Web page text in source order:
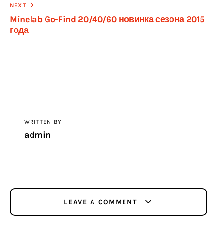
NEXT
Minelab Go-Find 20/40/60 новинка сезона 2015
года
WRITTEN BY
admin
LEAVE A COMMENT